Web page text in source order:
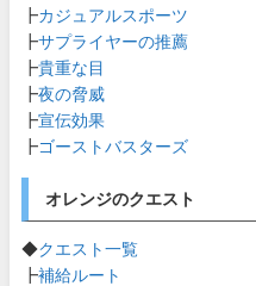
┣カジュアルスポーツ
┣サプライヤーの推薦
┣貴重な目
┣夜の脅威
┣宣伝効果
┣ゴーストバスターズ
オレンジのクエスト
◆クエスト一覧
┣補給ルート